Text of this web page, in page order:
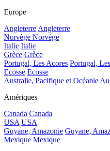
Europe
Angleterre Angleterre
Norvège Norvège
Italie Italie
Grèce Grèce
Portugal, Les Acores Portugal,
Ecosse Ecosse
Australie, Pacifique et Océanie
Amériques
Canada Canada
USA USA
Guyane, Amazonie Guyane,
Mexique Mexique